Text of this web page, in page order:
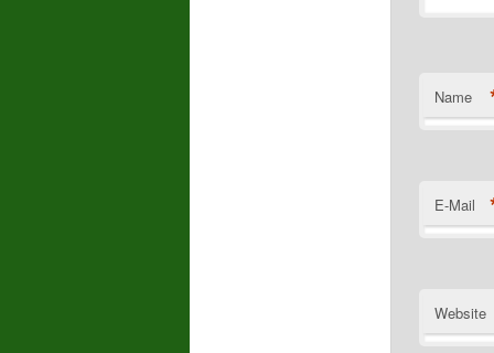
Name
E-Mail
Website